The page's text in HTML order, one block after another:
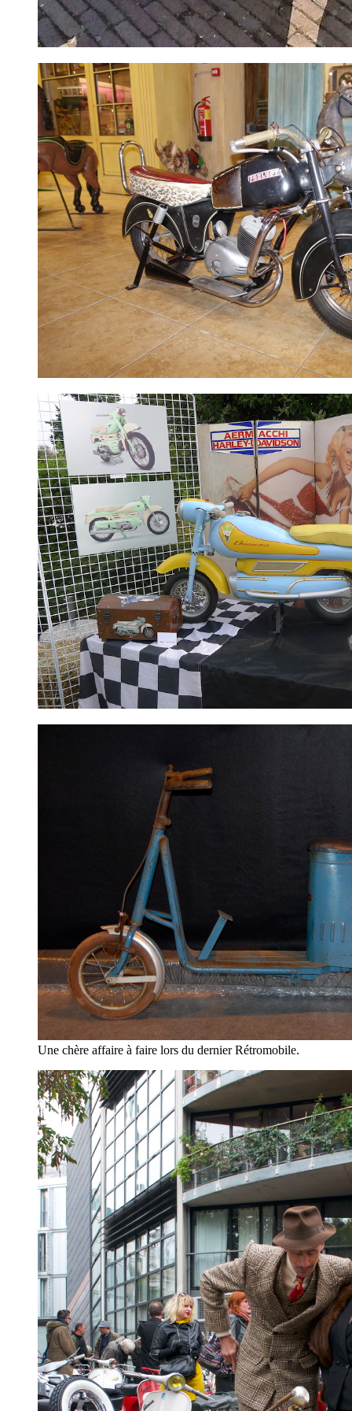
Une chère affaire à faire lors du dernier Rétromobile.